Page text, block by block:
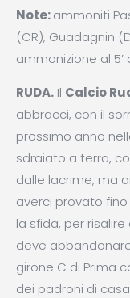
Note:ammoniti
(CR), Guadagnin
ammonizione al
RUDA. Il Calcio
abbracci, con il
prossimo anno
sdraiato a terra,
dalle lacrime, ma
averci provato
la sfida, per
deve
girone C di Prima
dei padroni di